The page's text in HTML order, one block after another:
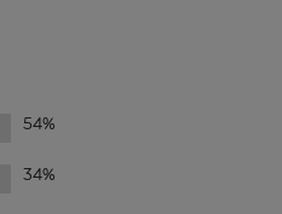
54%
34%